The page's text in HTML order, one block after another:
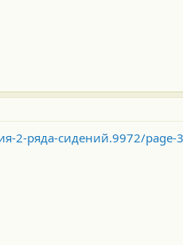
2-ряда-сидений.9972/page-